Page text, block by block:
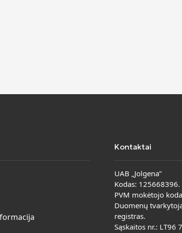
Kontaktai
UAB „Jolgena”
Kodas: 125668396.
PVM mokėtojo
Duomenų
registras.
Sąskaitos nr.: LT96